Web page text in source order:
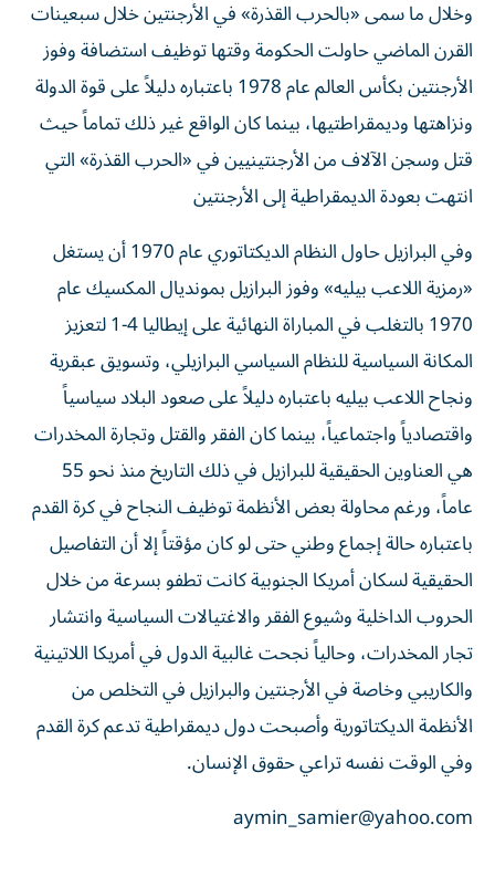
وخلال ما سمى «بالحرب القذرة» في الأرجنتين خلال سبعينات
القرن الماضي حاولت الحكومة وقتها توظيف استضافة وفوز
الأرجنتين بكأس العالم عام 1978 باعتباره دليلاً على قوة الدولة
ونزاهتها وديمقراطتيها، بينما كان الواقع غير ذلك تماماً حيث
قتل وسجن الآلاف من الأرجنتينيين في «الحرب القذرة» التي
انتهت بعودة الديمقراطية إلى الأرجنتين
وفي البرازيل حاول النظام الديكتاتوري عام 1970 أن يستغل
«رمزية اللاعب بيليه» وفوز البرازيل بمونديال المكسيك عام
1970 بالتغلب في المباراة النهائية على إيطاليا 4-1 لتعزيز
المكانة السياسية للنظام السياسي البرازيلي، وتسويق عبقرية
ونجاح اللاعب بيليه باعتباره دليلاً على صعود البلاد سياسياً
واقتصادياً واجتماعياً، بينما كان الفقر والقتل وتجارة المخدرات
هي العناوين الحقيقية للبرازيل في ذلك التاريخ منذ نحو 55
عاماً، ورغم محاولة بعض الأنظمة توظيف النجاح في كرة القدم
باعتباره حالة إجماع وطني حتى لو كان مؤقتاً إلا أن التفاصيل
الحقيقية لسكان أمريكا الجنوبية كانت تطفو بسرعة من خلال
الحروب الداخلية وشيوع الفقر والاغتيالات السياسية وانتشار
تجار المخدرات، وحالياً نجحت غالبية الدول في أمريكا اللاتينية
والكاريبي وخاصة في الأرجنتين والبرازيل في التخلص من
الأنظمة الديكتاتورية وأصبحت دول ديمقراطية تدعم كرة القدم
وفي الوقت نفسه تراعي حقوق الإنسان.
aymin_samier@yahoo.com